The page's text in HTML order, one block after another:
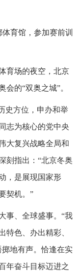
育馆，参加赛前训
育场的夜空，北京
的“双奥之城”。
史方位，申办和举
志为核心的党中央
大复兴战略全局和
刻指出：“北京冬奥
，是展现国家形
契机。”
事、全球盛事。“我
特色、办出精彩、
地有声。恰逢在实
年奋斗目标迈进之